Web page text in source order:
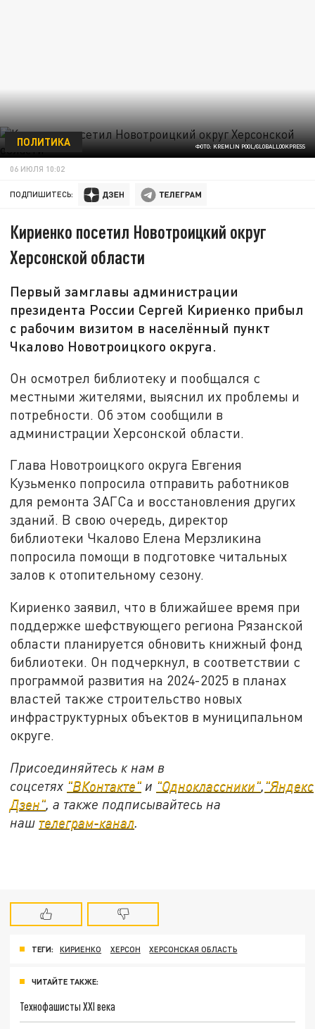
ФОТО: KREMLIN POOL/GLOBALLOOKPRESS
ПОЛИТИКА
06 ИЮЛЯ 10:02
ПОДПИШИТЕСЬ:
Кириенко посетил Новотроицкий округ
Херсонской области
Первый замглавы администрации
президента России Сергей Кириенко прибыл
с рабочим визитом в населённый пункт
Чкалово Новотроицкого округа.
Он осмотрел библиотеку и пообщался с
местными жителями, выяснил их проблемы и
потребности. Об этом сообщили в
администрации Херсонской области.
Глава Новотроицкого округа Евгения
Кузьменко попросила отправить работников
для ремонта ЗАГСа и восстановления других
зданий. В свою очередь, директор
библиотеки Чкалово Елена Мерзликина
попросила помощи в подготовке читальных
залов к отопительному сезону.
Кириенко заявил, что в ближайшее время при
поддержке шефствующего региона Рязанской
области планируется обновить книжный фонд
библиотеки. Он подчеркнул, в соответствии с
программой развития на 2024-2025 в планах
властей также строительство новых
инфраструктурных объектов в муниципальном
округе.
Присоединяйтесь к нам в
соцсетях "ВКонтакте" и "Одноклассники", "Яндекс
Дзен", а также подписывайтесь на
наш телеграм-канал.
ТЕГИ: КИРИЕНКО ХЕРСОН ХЕРСОНСКАЯ ОБЛАСТЬ
ЧИТАЙТЕ ТАКЖЕ:
Технофашисты XXI века